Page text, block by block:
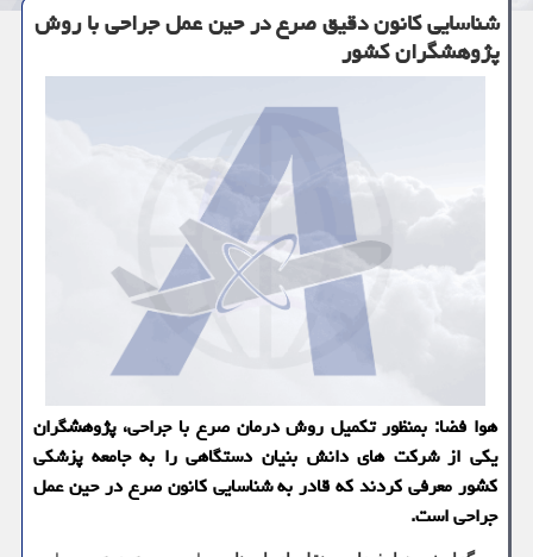
شناسایی کانون دقیق صرع در حین عمل جراحی با روش
پژوهشگران کشور
هوا فضا: بمنظور تکمیل روش درمان صرع با جراحی، پژوهشگران
یکی از شرکت های دانش بنیان دستگاهی را به جامعه پزشکی
کشور معرفی کردند که قادر به شناسایی کانون صرع در حین عمل
جراحی است.